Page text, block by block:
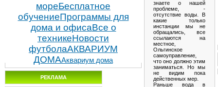
мореБесплатное
обучениеПрограммы для
дома и офисаВсе о
техникеНовости
футболаАКВАРИУМ
ДОМААквариум дома
РЕКЛАМА
знаете о нашей
проблеме, -
отсутствие воды. В
какие только
инстанции мы не
обращались, все
ссылаются на
местное,
Ольгинское
самоуправление,
что оно должно этим
заниматься. Но мы
не видим пока
действенных мер.
Раньше вода в